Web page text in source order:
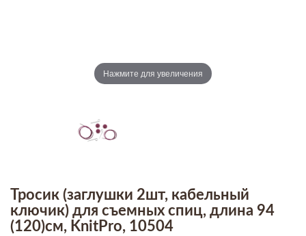
Нажмите для увеличения
Тросик (заглушки 2шт, кабельный
ключик) для съемных спиц, длина 94
(120)см, KnitPro, 10504